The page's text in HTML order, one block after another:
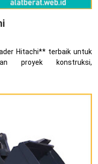
Hitachi** terbaik untuk
proyek konstruksi,